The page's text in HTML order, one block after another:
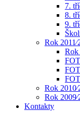
7.
8.
9.
Rok
Rok
Rok
Rok
Kontakty